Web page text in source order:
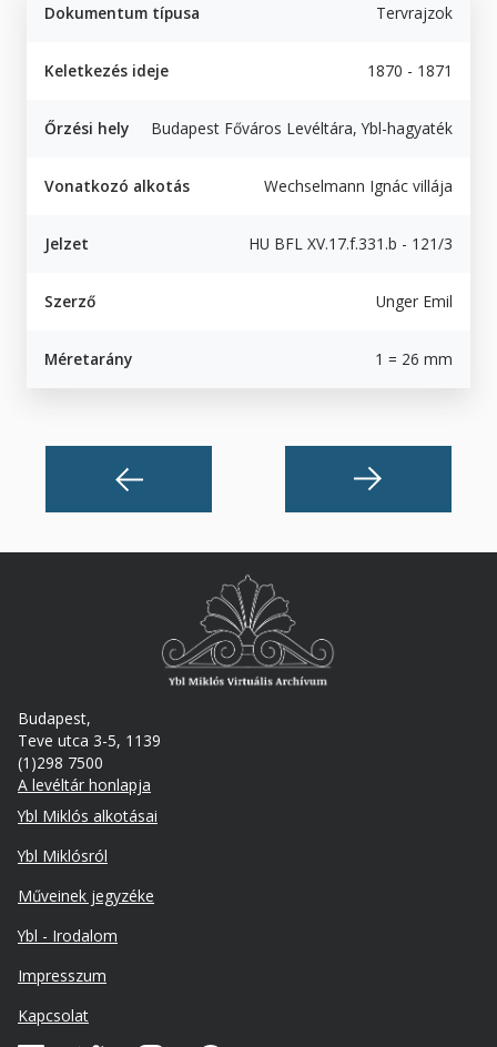
Dokumentum típusa Tervrajzok
Keletkezés ideje 1870 - 1871
Őrzési hely Budapest Főváros Levéltára, Ybl-hagyaték
Vonatkozó alkotás Wechselmann Ignác villája
Jelzet HU BFL XV.17.f.331.b - 121/3
Szerző Unger Emil
Méretarány 1 = 26 mm
Budapest,
Teve utca 3-5, 1139
(1)298 7500
A levéltár honlapja
Footer
Ybl Miklós alkotásai
Ybl Miklósról
Műveinek jegyzéke
Ybl - Irodalom
Lábléc
másodlagos
Impresszum
Kapcsolat